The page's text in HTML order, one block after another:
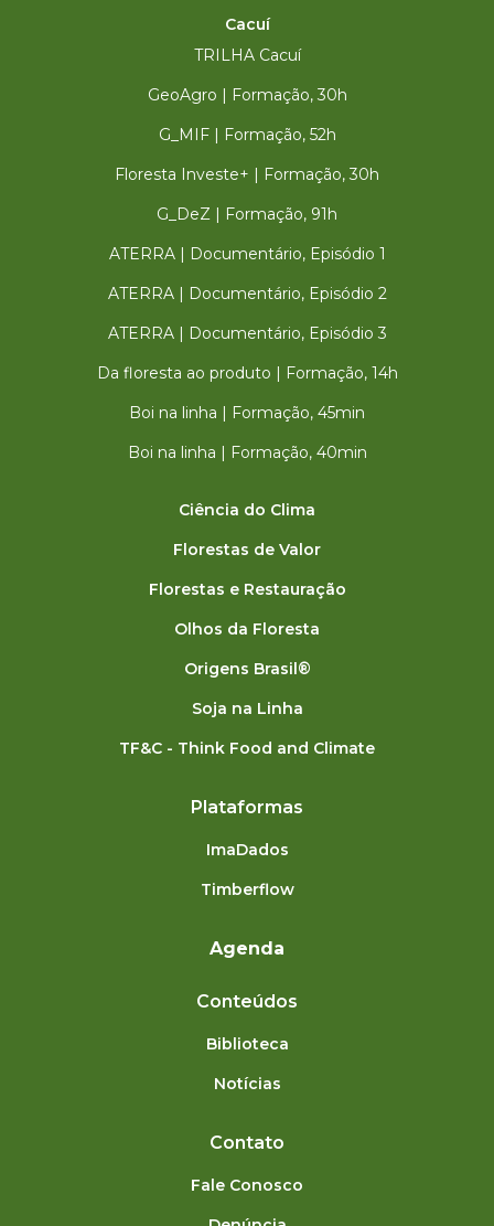
Cacuí
TRILHA Cacuí
GeoAgro | Formação, 30h
G_MIF | Formação, 52h
Floresta Investe+ | Formação, 30h
G_DeZ | Formação, 91h
ATERRA | Documentário, Episódio 1
ATERRA | Documentário, Episódio 2
ATERRA | Documentário, Episódio 3
Da floresta ao produto | Formação, 14h
Boi na linha | Formação, 45min
Boi na linha | Formação, 40min
Ciência do Clima
Florestas de Valor
Florestas e Restauração
Olhos da Floresta
Origens Brasil®
Soja na Linha
TF&C - Think Food and Climate
Plataformas
ImaDados
Timberflow
Agenda
Conteúdos
Biblioteca
Notícias
Contato
Fale Conosco